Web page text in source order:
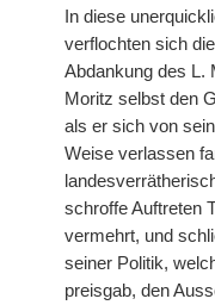
In diese
verflochten sich
Abdankung des L.
Moritz selbst den
als er sich von
Weise verlassen
schroffe Auftreten
vermehrt, und
seiner Politik,
preisgab, den